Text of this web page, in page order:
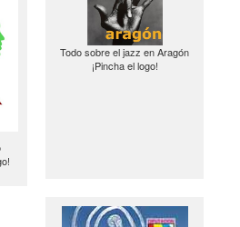
Todo sobre el jazz en Aragón
¡Pincha el logo!